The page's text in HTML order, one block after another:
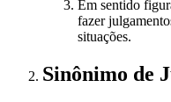
Em sentido
fazer
situações.
Sinônimo de